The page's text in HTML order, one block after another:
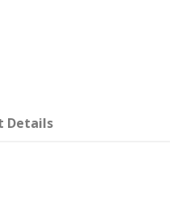
Details